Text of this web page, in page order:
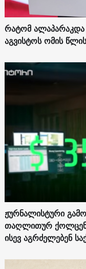
რატომ ალაპარაკდა
აგვისტოს ომის
ჟურნალისტური
თაღლითურ
ისევ აგრძელებენ